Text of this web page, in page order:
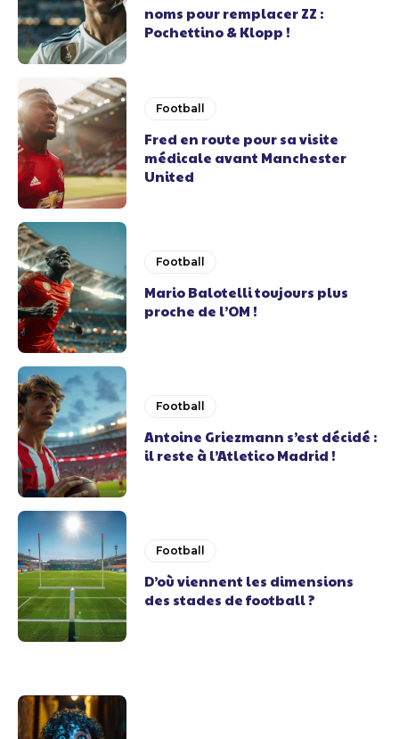
noms pour remplacer ZZ :
Pochettino & Klopp !
Football
Fred en route pour sa visite
médicale avant Manchester
United
Football
Mario Balotelli toujours plus
proche de l’OM !
Football
Antoine Griezmann s’est décidé :
il reste à l’Atletico Madrid !
Football
D’où viennent les dimensions
des stades de football ?